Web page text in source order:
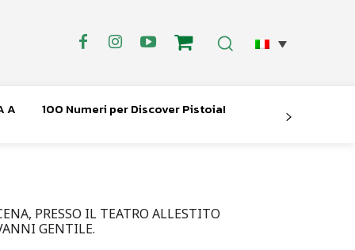
A 100 Numeri per Discover Pistoia!
PRESSO IL TEATRO ALLESTITO
GENTILE.